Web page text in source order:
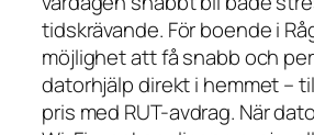
tidskrävande. För boende i
möjlighet att få snabb och
datorhjälp direkt i hemmet –
pris med RUT-avdrag. När